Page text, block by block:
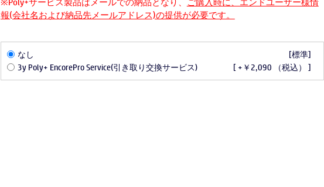
報(会社名および納品先メールアドレス)の提供が必要です。
なし
[標準]
3y Poly+ EncorePro Service(引き取り交換サービス)
[ +￥2,090 （税込） ]